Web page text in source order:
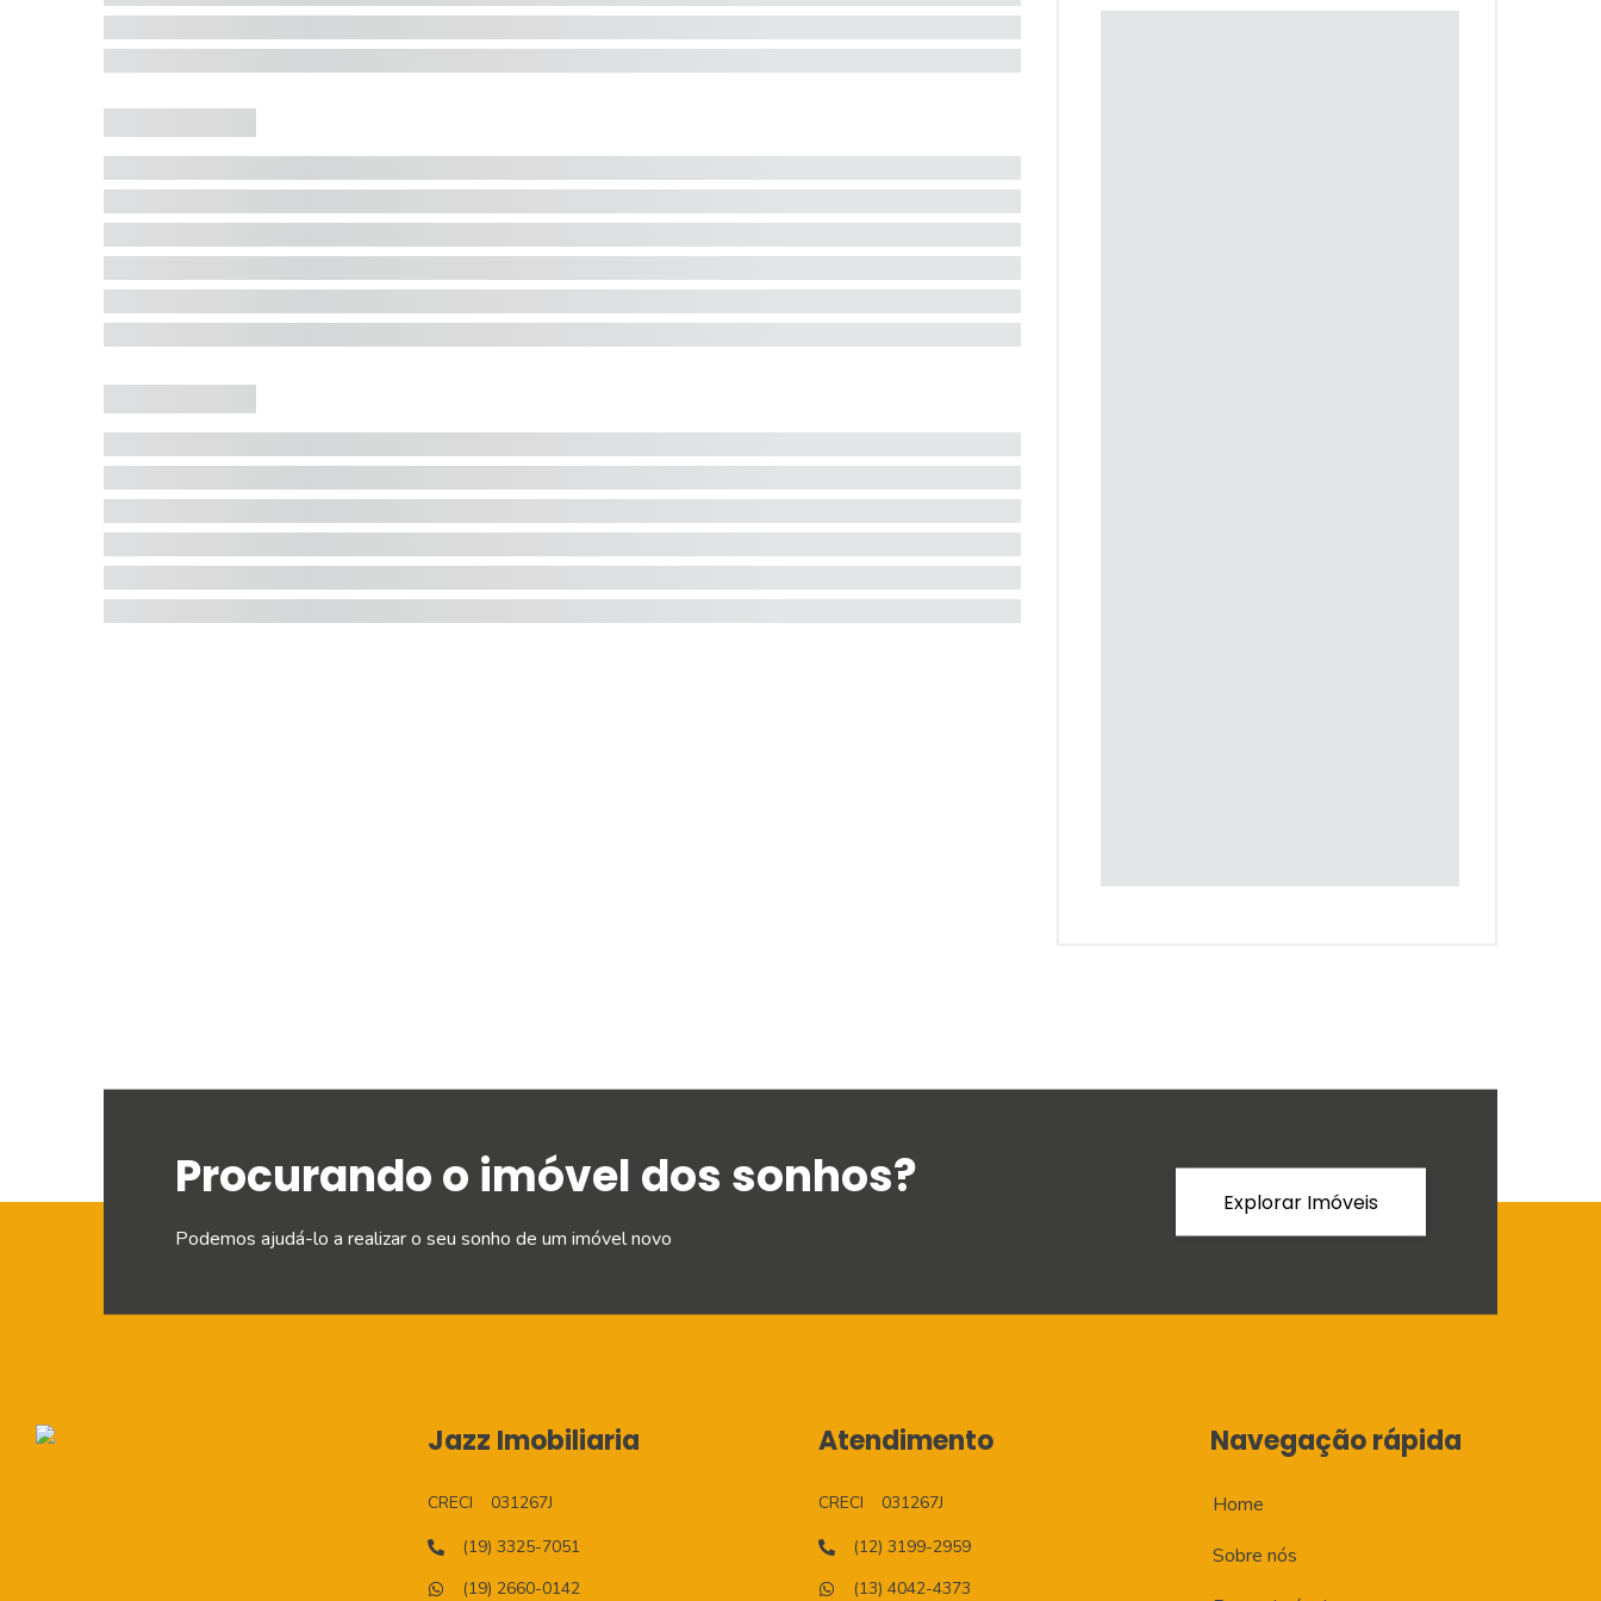
Procurando o imóvel dos sonhos?
Podemos ajudá-lo a realizar o seu sonho de um imóvel novo
Explorar Imóveis
Jazz Imobiliaria
CRECI
031267J
(19) 3325-7051
(19) 2660-0142
Atendimento
CRECI
031267J
(12) 3199-2959
(13) 4042-4373
Navegação rápida
Home
Sobre nós